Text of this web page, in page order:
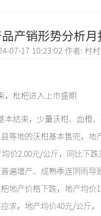
产销形势分析月
07-17 10:23:02 作者: 村
，枇杷进入上市盛期
本结束，少量沃柑、血橙
等地的沃柑基本售完，地
价2.00元/公斤，同比下
遍增产、成熟季连阴雨导
地产价格下跌，地产均价
求，地产均价40元/公斤。